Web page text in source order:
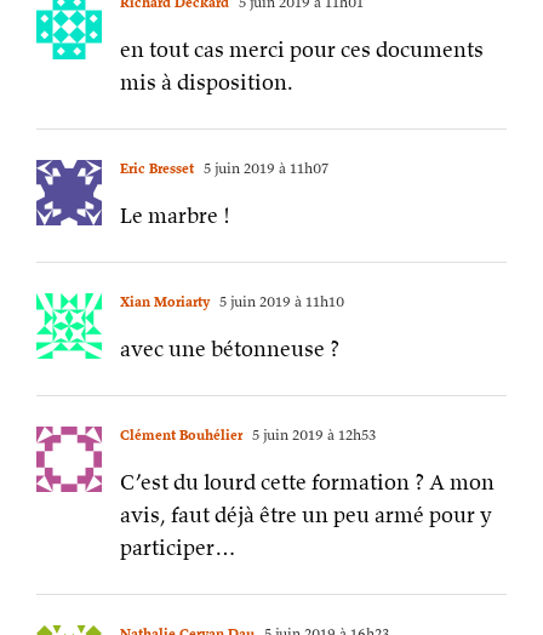
en tout cas merci pour ces documents
mis à disposition.
Eric Bresset 5 juin 2019 à 11h07
Le marbre !
Xian Moriarty 5 juin 2019 à 11h10
avec une bétonneuse ?
Clément Bouhélier 5 juin 2019 à 12h53
C’est du lourd cette formation ? A mon
avis, faut déjà être un peu armé pour y
participer…